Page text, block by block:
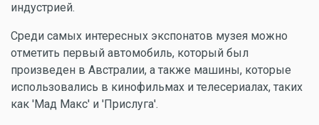
индустрией.
Среди самых интересных экспонатов музея можно
отметить первый автомобиль, который был
произведен в Австралии, а также машины, которые
использовались в кинофильмах и телесериалах, таких
как 'Мад Макс' и 'Прислуга'.